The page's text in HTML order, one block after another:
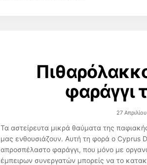
φαράγγι
27
Τα αστείρευτα μικρά θαύματα της
μας ενθουσιάζουν. Αυτή τη φορά ο Cyprus
απροσπέλαστο φαράγγι, που μόνο με
έμπειρων συνεργατών μπορείς να το